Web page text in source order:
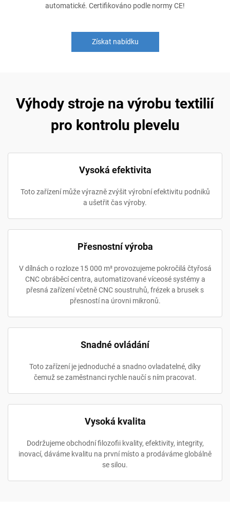
automatické. Certifikováno podle normy CE!
Získat nabídku
Výhody stroje na výrobu textilií
pro kontrolu plevelu
Vysoká efektivita
Toto zařízení může výrazně zvýšit výrobní efektivitu podniků
a ušetřit čas výroby.
Přesnostní výroba
V dílnách o rozloze 15 000 m² provozujeme pokročilá čtyřosá
CNC obráběcí centra, automatizované víceosé systémy a
přesná zařízení včetně CNC soustruhů, frézek a brusek s
přesností na úrovni mikronů.
Snadné ovládání
Toto zařízení je jednoduché a snadno ovladatelné, díky
čemuž se zaměstnanci rychle naučí s ním pracovat.
Vysoká kvalita
Dodržujeme obchodní filozofii kvality, efektivity, integrity,
inovací, dáváme kvalitu na první místo a prodáváme globálně
se silou.